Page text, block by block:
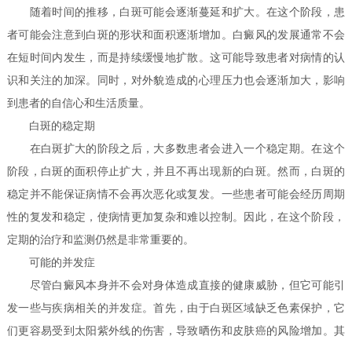
随着时间的推移，白斑可能会逐渐蔓延和扩大。在这个阶段，患
者可能会注意到白斑的形状和面积逐渐增加。白癜风的发展通常不会
在短时间内发生，而是持续缓慢地扩散。这可能导致患者对病情的认
识和关注的加深。同时，对外貌造成的心理压力也会逐渐加大，影响
到患者的自信心和生活质量。
白斑的稳定期
在白斑扩大的阶段之后，大多数患者会进入一个稳定期。在这个
阶段，白斑的面积停止扩大，并且不再出现新的白斑。然而，白斑的
稳定并不能保证病情不会再次恶化或复发。一些患者可能会经历周期
性的复发和稳定，使病情更加复杂和难以控制。因此，在这个阶段，
定期的治疗和监测仍然是非常重要的。
可能的并发症
尽管白癜风本身并不会对身体造成直接的健康威胁，但它可能引
发一些与疾病相关的并发症。首先，由于白斑区域缺乏色素保护，它
们更容易受到太阳紫外线的伤害，导致晒伤和皮肤癌的风险增加。其